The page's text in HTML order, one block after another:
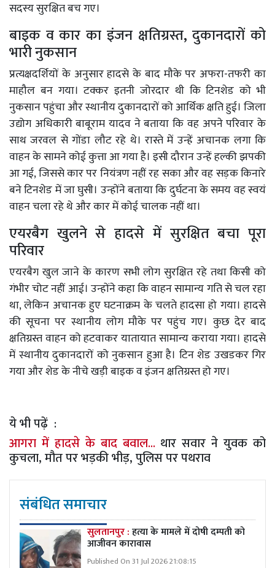
सदस्य सुरक्षित बच गए।
बाइक व कार का इंजन क्षतिग्रस्त, दुकानदारों को
भारी नुकसान
प्रत्यक्षदर्शियों के अनुसार हादसे के बाद मौके पर अफरा-तफरी का
माहौल बन गया। टक्कर इतनी जोरदार थी कि टिनशेड को भी
नुकसान पहुंचा और स्थानीय दुकानदारों को आर्थिक क्षति हुई। जिला
उद्योग अधिकारी बाबूराम यादव ने बताया कि वह अपने परिवार के
साथ जरवल से गोंडा लौट रहे थे। रास्ते में उन्हें अचानक लगा कि
वाहन के सामने कोई कुत्ता आ गया है। इसी दौरान उन्हें हल्की झपकी
आ गई, जिससे कार पर नियंत्रण नहीं रह सका और वह सड़क किनारे
बने टिनशेड में जा घुसी। उन्होंने बताया कि दुर्घटना के समय वह स्वयं
वाहन चला रहे थे और कार में कोई चालक नहीं था।
एयरबैग खुलने से हादसे में सुरक्षित बचा पूरा
परिवार
एयरबैग खुल जाने के कारण सभी लोग सुरक्षित रहे तथा किसी को
गंभीर चोट नहीं आई। उन्होंने कहा कि वाहन सामान्य गति से चल रहा
था, लेकिन अचानक हुए घटनाक्रम के चलते हादसा हो गया। हादसे
की सूचना पर स्थानीय लोग मौके पर पहुंच गए। कुछ देर बाद
क्षतिग्रस्त वाहन को हटवाकर यातायात सामान्य कराया गया। हादसे
में स्थानीय दुकानदारों को नुकसान हुआ है। टिन शेड उखडकर गिर
गया और शेड के नीचे खड़ी बाइक व इंजन क्षतिग्रस्त हो गए।
ये भी पढ़ें :
आगरा में हादसे के बाद बवाल...थार सवार ने युवक को
कुचला, मौत पर भड़की भीड़, पुलिस पर पथराव
संबंधित समाचार
सुलतानपुर :हत्या के मामले में दोषी दम्पती को
आजीवन कारावास
Published On 31 Jul 2026 21:08:15